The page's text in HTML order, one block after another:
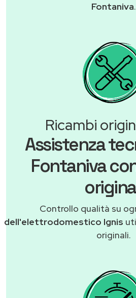
Fontaniva.
Ricambi
Assistenza
Fontaniva
Controllo qualità su
dell'elettrodomestico Ignis
originali.